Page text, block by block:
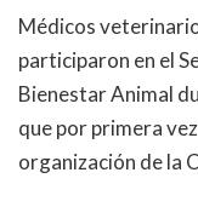
Médicos
participaron en el
Bienestar Animal
que por primera
organización de la